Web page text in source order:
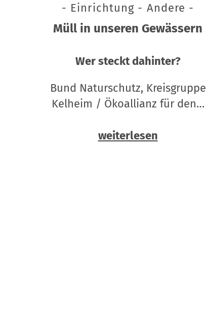
- Einrichtung - Andere -
Müll in unseren Gewässern
Wer steckt dahinter?
Bund Naturschutz, Kreisgruppe
Kelheim / Ökoallianz für den…
weiterlesen